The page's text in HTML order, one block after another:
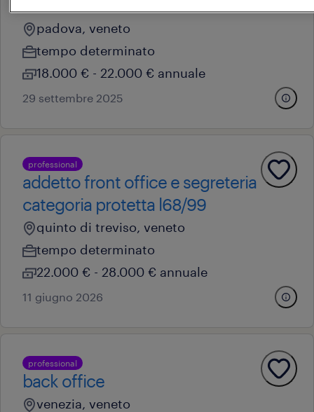
padova, veneto
tempo determinato
18.000 € - 22.000 € annuale
29 settembre 2025
professional
addetto front office e segreteria
categoria protetta l68/99
quinto di treviso, veneto
tempo determinato
22.000 € - 28.000 € annuale
11 giugno 2026
professional
back office
venezia, veneto